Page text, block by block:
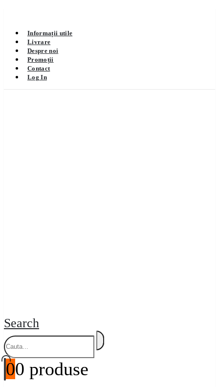
Informații utile
Livrare
Despre noi
Promoții
Contact
Log In
Search
00 produse